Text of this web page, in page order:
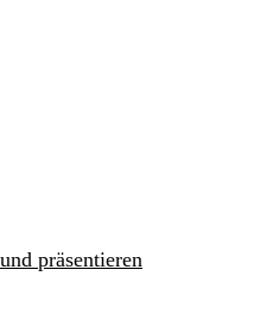
präsentieren